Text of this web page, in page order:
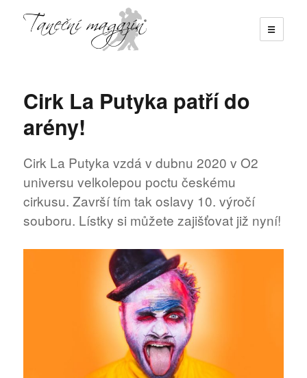
☰
Cirk La Putyka patří do
arény!
Cirk La Putyka vzdá v dubnu 2020 v O2
universu velkolepou poctu českému
cirkusu. Završí tím tak oslavy 10. výročí
souboru. Lístky si můžete zajišťovat již nyní!